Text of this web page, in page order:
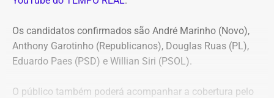
a Secretaria Municipal de Obras e Agricultura e a empresa
vencedora.
ausência de estudo comparativo entre a locação e a
Os candidatos confirmados são André Marinho (Novo),
Anthony Garotinho (Republicanos), Douglas Ruas (PL),
Eduardo Paes (PSD) e Willian Siri (PSOL).
O público também poderá acompanhar a cobertura pelo